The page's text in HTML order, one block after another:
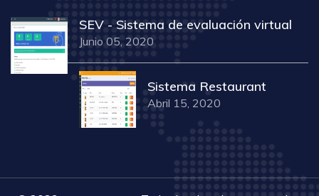
SEV - Sistema de evaluación virtual
Junio 05, 2020
Sistema Restaurant
Abril 15, 2020